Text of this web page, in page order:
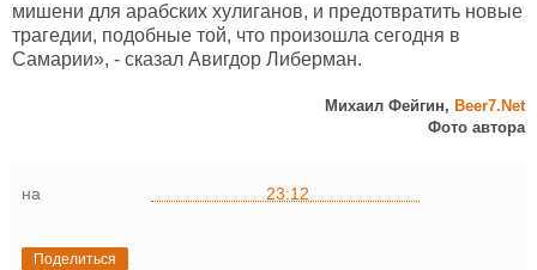
мишени для арабских хулиганов, и предотвратить новые
трагедии, подобные той, что произошла сегодня в
Самарии», - сказал Авигдор Либерман.
Михаил Фейгин, Beer7.Net
Фото автора
на 23:12
Поделиться